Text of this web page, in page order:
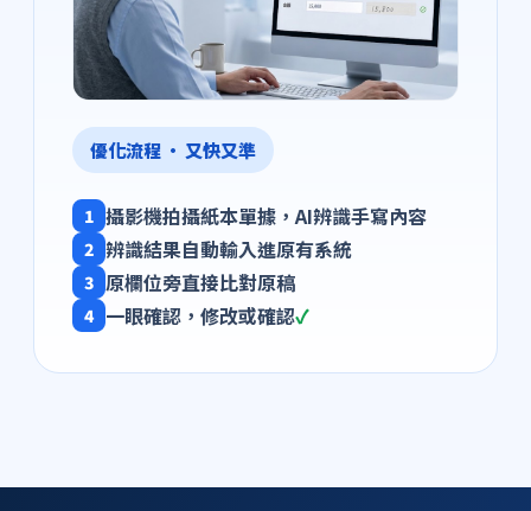
優化流程 · 又快又準
1 攝影機拍攝紙本單據，AI辨識手寫內容
2 辨識結果自動輸入進原有系統
3 原欄位旁直接比對原稿
4 一眼確認，修改或確認✓